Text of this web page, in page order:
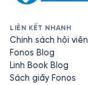
LIÊN KẾT NHANH
Chính sách hội viên
Fonos Blog
Linh Book Blog
Sách giấy Fonos